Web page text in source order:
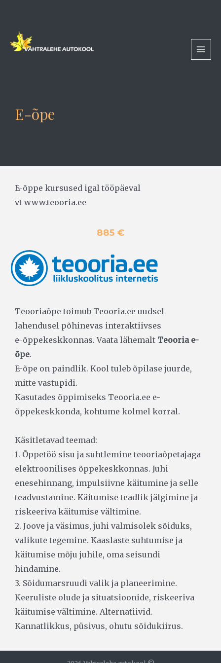
E-õpe
E-õppe kursused igal tööpäeval
vt www.teooria.ee
885 €
Teooriaõpe toimub Teooria.ee uudsel
lahendusel põhinevas interaktiivses
e-õppekeskkonnas. Vaata lähemalt Teooria e-
õpe.
E-õpe on paindlik. Kool tuleb õpilase juurde,
mitte vastupidi.
Kasutades õppimiseks Teooria.ee e-
õppekeskkonda, kohtume kolmel korral.
Käsitletavad teemad:
1. Õppetöö sisu ja suhtlemine teooriaõpetajaga
elektroonilises õppekeskkonnas. Juhi
enesehinnang, impulsiivne käitumine ja selle
teadvustamine. Käitumise teadlik jälgimine ja
riskeeriva käitumise vältimine.
2. Joove ja väsimus, juhi valmisolek sõiduks,
valikute tegemine. Kaaslaste suhtumise ja
käitumise mõju juhile, oma seisundi
hindamine.
3. Sõidumarsruudi valik ja planeerimine.
Keeruliste olude ja situatsioonide, riskeeriva
käitumise vältimine. Alternatiivid.
Kannatlikkus, püsivus, ohutu sõidukiirus.